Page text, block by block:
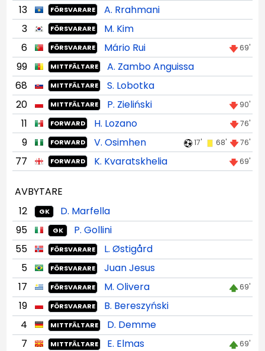
13
FÖRSVARARE
A. Rrahmani
3
FÖRSVARARE
M. Kim
6
FÖRSVARARE Mário Rui 69'
99 MITTFÄLTARE
A. Zambo Anguissa
68
MITTFÄLTARE
S. Lobotka
20
MITTFÄLTARE P. Zieliński 90'
11 FORWARD H. Lozano 76'
9 FORWARD V. Osimhen 17' 68' 76'
77 FORWARD K. Kvaratskhelia 69'
AVBYTARE
12
GK
D. Marfella
95
GK
P. Gollini
55
FÖRSVARARE
L. Østigård
5
FÖRSVARARE
Juan Jesus
17
FÖRSVARARE M. Olivera 69'
19 FÖRSVARARE
B. Bereszyński
4
MITTFÄLTARE
D. Demme
7
MITTFÄLTARE E. Elmas 69'